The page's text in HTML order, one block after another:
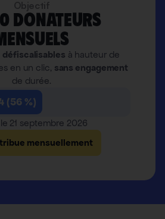
donateurs
défiscalisables à hauteur de
en un clic, sans engagement
de durée.
(56 %)
21 septembre 2026
mensuellement